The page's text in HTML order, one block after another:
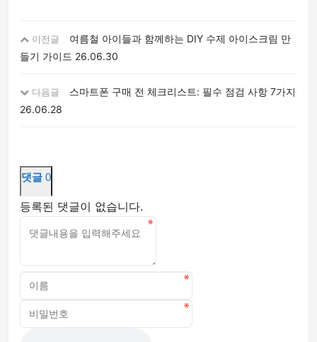
이전글
여름철 아이들과 함께하는 DIY 수제 아이스크림 만
들기 가이드 26.06.30
다음글
스마트폰 구매 전 체크리스트: 필수 점검 사항 7가지
26.06.28
댓글 0
등록된 댓글이 없습니다.